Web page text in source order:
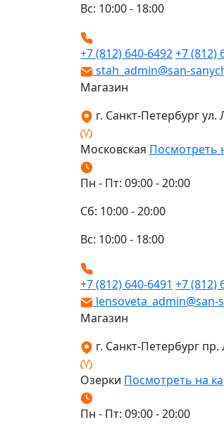
Вс: 10:00 - 18:00
+7 (812) 640-6492+7 (812)
stah_admin@san-
Магазин
г. Санкт-Петербург ул.
Московская Посмотреть
Пн - Пт: 09:00 - 20:00
Сб: 10:00 - 20:00
Вс: 10:00 - 18:00
+7 (812) 640-6491 +7 (812)
lensoveta_admin@san-
Магазин
г. Санкт-Петербург пр.
Озерки Посмотреть на
Пн - Пт: 09:00 - 20:00